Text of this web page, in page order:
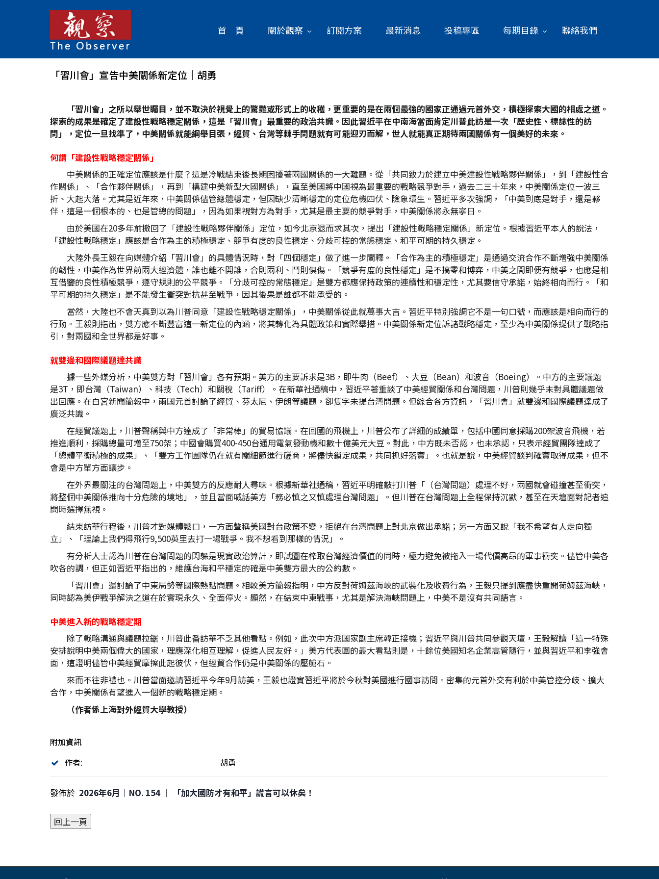
首 頁 關於觀察 訂閱方案 最新消息 投稿專區 每期目錄 聯絡我們
「習川會」宣告中美關係新定位│胡勇
「習川會」之所以舉世矚目，並不取決於視覺上的驚豔或形式上的收穫，更重要的是在兩個最強的國家正通過元首外交，積極探索大國的相處之道。
探索的成果是確定了建設性戰略穩定關係，這是「習川會」最重要的政治共識。因此習近平在中南海當面肯定川普此訪是一次「歷史性、標誌性的訪
問」，定位一旦找準了，中美關係就能綱舉目張，經貿、台灣等棘手問題就有可能迎刃而解，世人就能真正期待兩國關係有一個美好的未來。
何謂「建設性戰略穩定關係」
中美關係的正確定位應該是什麼？這是冷戰結束後長期困擾著兩國關係的一大難題。從「共同致力於建立中美建設性戰略夥伴關係」，到「建設性合
作關係」、「合作夥伴關係」，再到「構建中美新型大國關係」，直至美國將中國視為最重要的戰略競爭對手，過去二三十年來，中美關係定位一波三
折、大起大落。尤其是近年來，中美關係儘管總體穩定，但因缺少清晰穩定的定位危機四伏、險象環生。習近平多次強調，「中美到底是對手，還是夥
伴，這是一個根本的、也是管總的問題」，因為如果視對方為對手，尤其是最主要的競爭對手，中美關係將永無寧日。
由於美國在20多年前撤回了「建設性戰略夥伴關係」定位，如今北京退而求其次，提出「建設性戰略穩定關係」新定位。根據習近平本人的說法，
「建設性戰略穩定」應該是合作為主的積極穩定、競爭有度的良性穩定、分歧可控的常態穩定、和平可期的持久穩定。
大陸外長王毅在向媒體介紹「習川會」的具體情況時，對「四個穩定」做了進一步闡釋。「合作為主的積極穩定」是通過交流合作不斷增強中美關係
的韌性，中美作為世界前兩大經濟體，誰也離不開誰，合則兩利、鬥則俱傷。「競爭有度的良性穩定」是不搞零和博弈，中美之間即便有競爭，也應是相
互借鑒的良性積極競爭，遵守規則的公平競爭。「分歧可控的常態穩定」是雙方都應保持政策的連續性和穩定性，尤其要信守承諾，始終相向而行。「和
平可期的持久穩定」是不能發生衝突對抗甚至戰爭，因其後果是誰都不能承受的。
當然，大陸也不會天真到以為川普同意「建設性戰略穩定關係」，中美關係從此就萬事大吉。習近平特別強調它不是一句口號，而應該是相向而行的
行動。王毅則指出，雙方應不斷豐富這一新定位的內涵，將其轉化為具體政策和實際舉措。中美關係新定位訴諸戰略穩定，至少為中美關係提供了戰略指
引，對兩國和全世界都是好事。
就雙邊和國際議題達共識
據一些外媒分析，中美雙方對「習川會」各有預期。美方的主要訴求是3B，即牛肉（Beef）、大豆（Bean）和波音（Boeing）。中方的主要議題
是3T，即台灣（Taiwan）、科技（Tech）和關稅（Tariff）。在新華社通稿中，習近平著重談了中美經貿關係和台灣問題，川普則幾乎未對具體議題做
出回應。在白宮新聞簡報中，兩國元首討論了經貿、芬太尼、伊朗等議題，卻隻字未提台灣問題。但綜合各方資訊，「習川會」就雙邊和國際議題達成了
廣泛共識。
在經貿議題上，川普聲稱與中方達成了「非常棒」的貿易協議。在回國的飛機上，川普公布了詳細的成績單，包括中國同意採購200架波音飛機，若
推進順利，採購總量可增至750架；中國會購買400-450台通用電氣發動機和數十億美元大豆。對此，中方既未否認，也未承認，只表示經貿團隊達成了
「總體平衡積極的成果」、「雙方工作團隊仍在就有關細節進行磋商，將儘快鎖定成果，共同抓好落實」。也就是說，中美經貿談判確實取得成果，但不
會是中方單方面讓步。
在外界最關注的台灣問題上，中美雙方的反應耐人尋味。根據新華社通稿，習近平明確敲打川普「（台灣問題）處理不好，兩國就會碰撞甚至衝突，
將整個中美關係推向十分危險的境地」，並且當面喊話美方「務必慎之又慎處理台灣問題」。但川普在台灣問題上全程保持沉默，甚至在天壇面對記者追
問時選擇無視。
結束訪華行程後，川普才對媒體鬆口，一方面聲稱美國對台政策不變，拒絕在台灣問題上對北京做出承諾；另一方面又說「我不希望有人走向獨
立」、「理論上我們得飛行9,500英里去打一場戰爭。我不想看到那樣的情況」。
有分析人士認為川普在台灣問題的閃躲是現實政治算計，即試圖在榨取台灣經濟價值的同時，極力避免被拖入一場代價高昂的軍事衝突。儘管中美各
吹各的調，但正如習近平指出的，維護台海和平穩定的確是中美雙方最大的公約數。
「習川會」還討論了中東局勢等國際熱點問題。相較美方簡報指明，中方反對荷姆茲海峽的武裝化及收費行為，王毅只提到應盡快重開荷姆茲海峽，
同時認為美伊戰爭解決之道在於實現永久、全面停火。顯然，在結束中東戰事，尤其是解決海峽問題上，中美不是沒有共同語言。
中美進入新的戰略穩定期
除了戰略溝通與議題拉鋸，川普此番訪華不乏其他看點。例如，此次中方派國家副主席韓正接機；習近平與川普共同參觀天壇，王毅解讀「這一特殊
安排說明中美兩個偉大的國家，理應深化相互理解，促進人民友好。」美方代表團的最大看點則是，十餘位美國知名企業高管隨行，並與習近平和李強會
面，這證明儘管中美經貿摩擦此起彼伏，但經貿合作仍是中美關係的壓艙石。
來而不往非禮也。川普當面邀請習近平今年9月訪美，王毅也證實習近平將於今秋對美國進行國事訪問。密集的元首外交有利於中美管控分歧、擴大
合作，中美關係有望進入一個新的戰略穩定期。
（作者係上海對外經貿大學教授）
附加資訊
作者:
胡勇
發佈於 2026年6月｜NO. 154 │ 「加大國防才有和平」謊言可以休矣！